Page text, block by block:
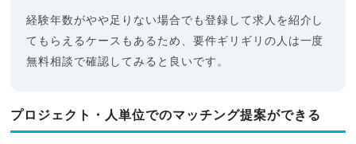
経験年数がやや足りない場合でも登録して求人を紹介し
てもらえるケースもあるため、要件ギリギリの人は一度
無料相談で確認してみると良いです。
プロジェクト・人単位でのマッチング提案ができる